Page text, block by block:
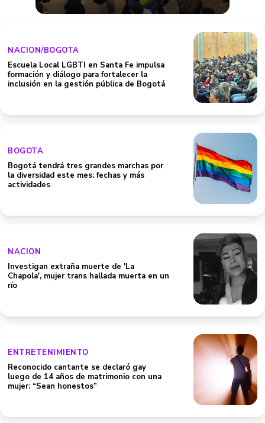
NACION/BOGOTA
Escuela Local LGBTI en Santa Fe impulsa
formación y diálogo para fortalecer la
inclusión en la gestión pública de Bogotá
BOGOTA
Bogotá tendrá tres grandes marchas por
la diversidad este mes: fechas y más
actividades
NACION
Investigan extraña muerte de 'La
Chapola', mujer trans hallada muerta en un
río
ENTRETENIMIENTO
Reconocido cantante se declaró gay
luego de 14 años de matrimonio con una
mujer: “Sean honestos”